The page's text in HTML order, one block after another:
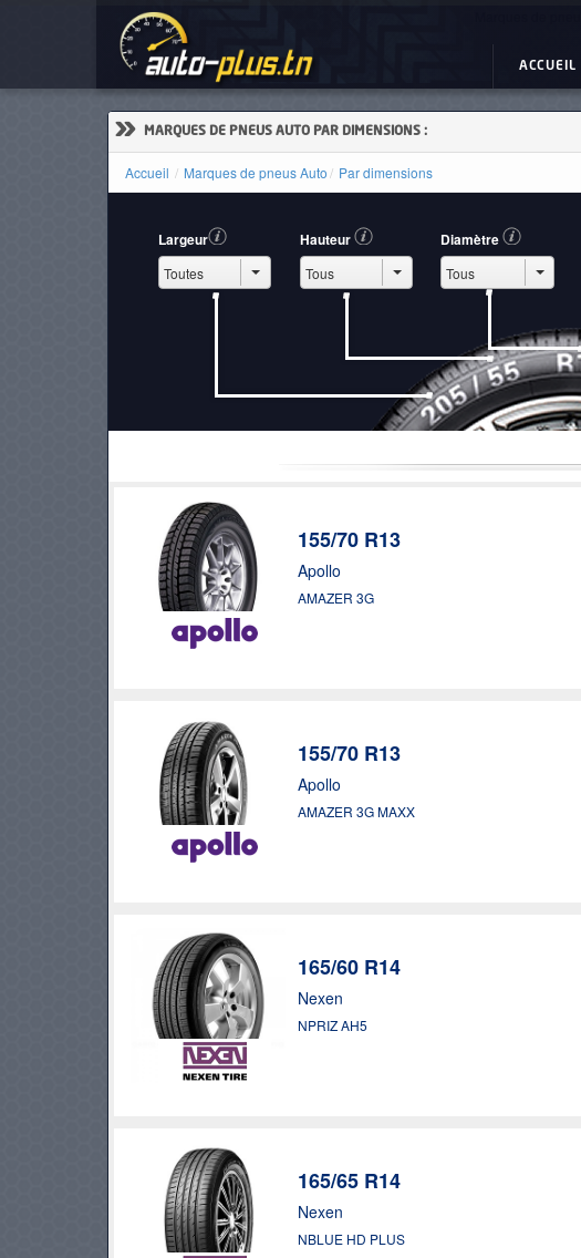
ACCUEIL
» MARQUES DE PNEUS AUTO PAR DIMENSIONS :
Accueil Marques de pneus Auto Par dimensions
Largeur Hauteur Diamètre
155/70 R13
Apollo
AMAZER 3G
155/70 R13
Apollo
AMAZER 3G MAXX
165/60 R14
Nexen
NPRIZ AH5
165/65 R14
Nexen
NBLUE HD PLUS
ACTUALITÉS